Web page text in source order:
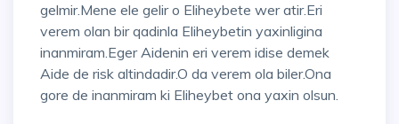
gelmir.Mene ele gelir o Eliheybete wer atir.Eri
verem olan bir qadinla Eliheybetin yaxinligina
inanmiram.Eger Aidenin eri verem idise demek
Aide de risk altindadir.O da verem ola biler.Ona
gore de inanmiram ki Eliheybet ona yaxin olsun.